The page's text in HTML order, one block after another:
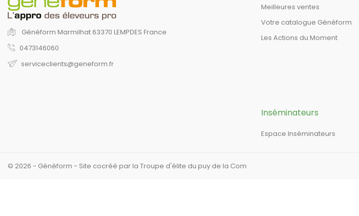
Généform Marmilhat 63370 LEMPDES France
0473146060
serviceclients@geneform.fr
Meilleures ventes
Votre catalogue Généform
Les Actions du Moment
Inséminateurs
Espace Inséminateurs
© 2026 - Généform - Site cocréé par la Troupe d'élite du puy de la Com